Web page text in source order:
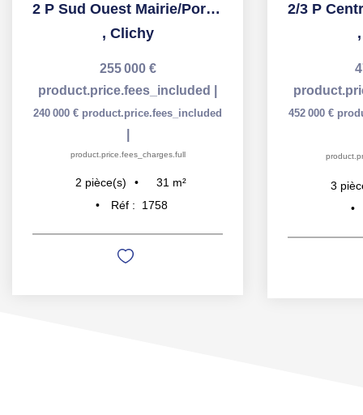
2 P Sud Ouest Mairie/Porte de Clichy parfait état
, Clichy
255 000 €
product.price.fees_included
240 000 € product.price.fees_included
product.price.fees_charges.full
2 pièce(s) 31 m²
Réf :
1758
452 000 €
3